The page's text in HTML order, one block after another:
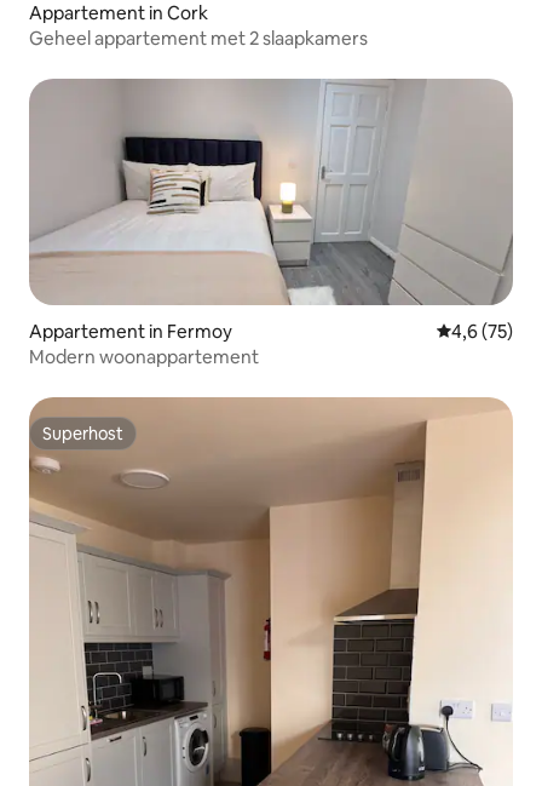
Appartement in Cork
Geheel appartement met 2 slaapkamers
Appartement in Fermoy
4,6 (75)
Modern woonappartement
Superhost
Superhost